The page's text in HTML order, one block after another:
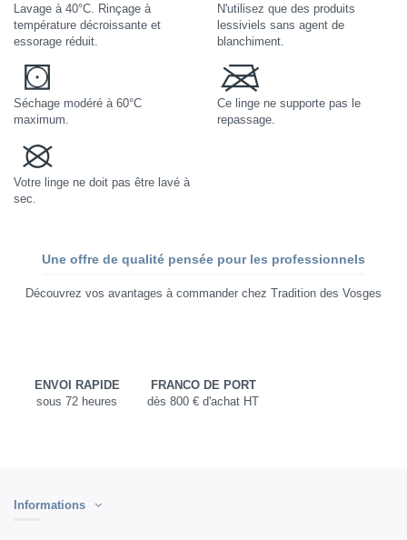
Lavage à 40°C. Rinçage à
température décroissante et
essorage réduit.
N'utilisez que des produits
lessiviels sans agent de
blanchiment.
Séchage modéré à 60°C
maximum.
Ce linge ne supporte pas le
repassage.
Votre linge ne doit pas être lavé à
sec.
Une offre de qualité pensée pour les professionnels
Découvrez vos avantages à commander chez Tradition des Vosges
ENVOI RAPIDE
sous 72 heures
FRANCO DE PORT
dès 800 € d'achat HT
Informations